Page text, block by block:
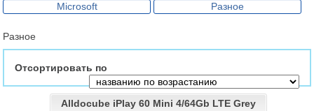
Microsoft
Разное
Разное
Отсортировать по
Alldocube iPlay 60 Mini 4/64Gb LTE Grey